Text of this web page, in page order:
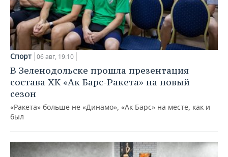
Спорт 06 авг, 19:10
В Зеленодольске прошла презентация
состава ХК «Ак Барс-Ракета» на новый
сезон
«Ракета» больше не «Динамо», «Ак Барс» на месте, как и
был